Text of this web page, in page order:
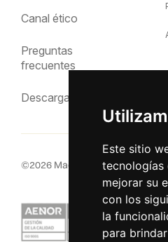
Este sitio
tecnologías
mejorar su
con los
la
para
Canal ético
Preguntas
frecuentes
Descargas
©2026 MacInsular.Derechos